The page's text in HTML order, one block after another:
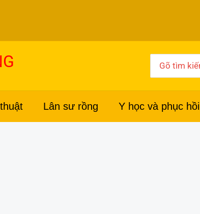
for:
Lân sư rồng Y học và phục hồi